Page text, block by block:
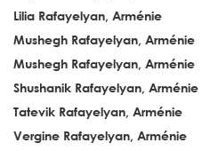
Lilia Rafayelyan, Arménie
Mushegh Rafayelyan, Arménie
Mushegh Rafayelyan, Arménie
Shushanik Rafayelyan, Arménie
Tatevik Rafayelyan, Arménie
Vergine Rafayelyan, Arménie